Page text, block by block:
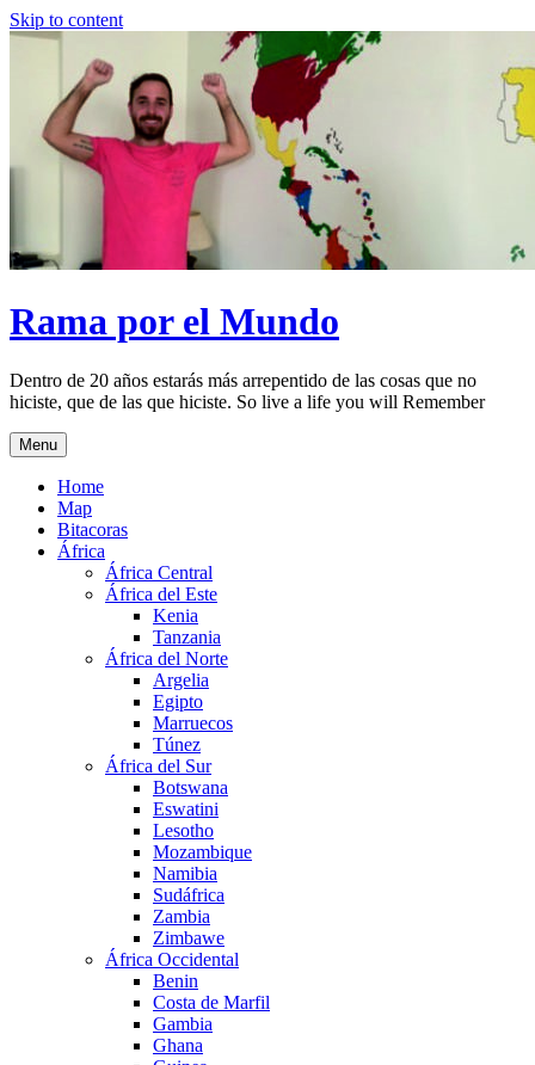
Skip to content
Rama por el Mundo
Dentro de 20 años estarás más arrepentido de las cosas que no
hiciste, que de las que hiciste. So live a life you will Remember
Menu
Home
Map
Bitacoras
África
África Central
África del Este
Kenia
Tanzania
África del Norte
Argelia
Egipto
Marruecos
Túnez
África del Sur
Botswana
Eswatini
Lesotho
Mozambique
Namibia
Sudáfrica
Zambia
Zimbawe
África Occidental
Benin
Costa de Marfil
Gambia
Ghana